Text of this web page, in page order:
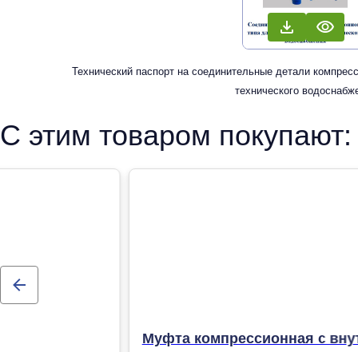
Технический паспорт на соединительные детали
технического
С этим товаром покупают:
Муфта компрессионная с